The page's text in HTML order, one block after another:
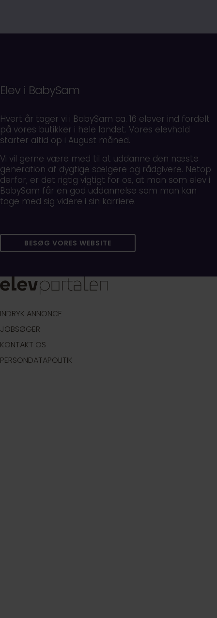
Elev i BabySam
Hvert år tager vi i BabySam ca. 16 elever ind fordelt
på vores butikker i hele landet. Vores elevhold
starter altid op i August måned.
Vi vil gerne være med til at uddanne den næste
generation af dygtige sælgere og rådgivere. Netop
derfor, er det rigtig vigtigt for os, at man som elev i
BabySam får en god uddannelse som man kan
tage med sig videre i sin karriere.
BESØG VORES WEBSITE
INDRYK ANNONCE
JOBSØGER
KONTAKT OS
PERSONDATAPOLITIK